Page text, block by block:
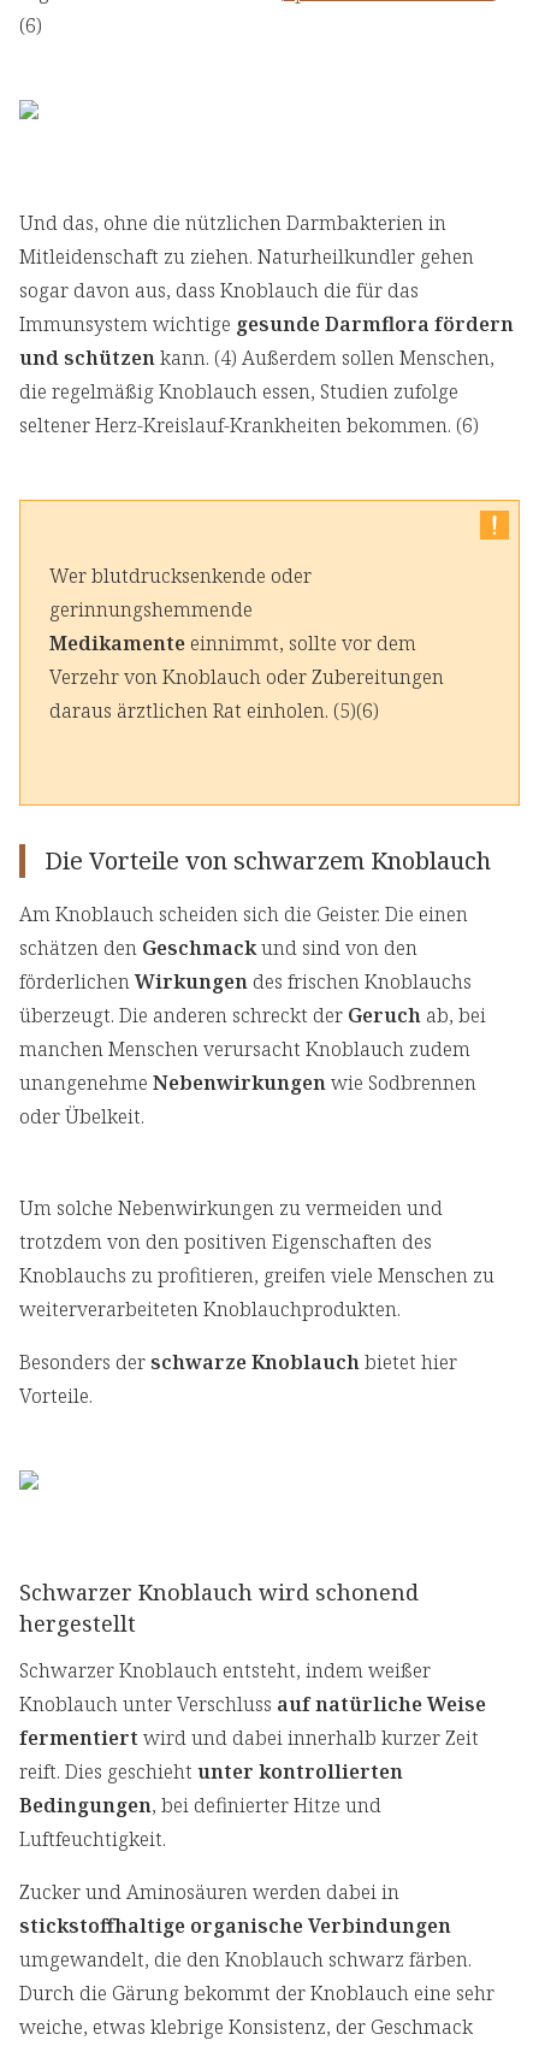
(6)
Und das, ohne die nützlichen Darmbakterien in
Mitleidenschaft zu ziehen. Naturheilkundler gehen
sogar davon aus, dass Knoblauch die für das
Immunsystem wichtige gesunde Darmflora fördern
und schützenkann. (4) Außerdem sollen Menschen,
die regelmäßig Knoblauch essen, Studien zufolge
seltener Herz-Kreislauf-Krankheiten bekommen. (6)
Wer blutdrucksenkende oder
gerinnungshemmende
Medikamente einnimmt, sollte vor dem
Verzehr von Knoblauch oder Zubereitungen
daraus ärztlichen Rat einholen. (5)(6)
Die Vorteile von schwarzem Knoblauch
Am Knoblauch scheiden sich die Geister. Die einen
schätzen den Geschmackund sind von den
förderlichenWirkungen des frischen Knoblauchs
überzeugt. Die anderen schreckt der Geruch ab, bei
manchen Menschen verursacht Knoblauch zudem
unangenehme Nebenwirkungenwie Sodbrennen
oder Übelkeit.
Um solche Nebenwirkungen zu vermeiden und
trotzdem von den positiven Eigenschaften des
Knoblauchs zu profitieren, greifen viele Menschen zu
weiterverarbeiteten Knoblauchprodukten.
Besonders derschwarze Knoblauchbietet hier
Vorteile.
Schwarzer Knoblauch wird schonend
hergestellt
Schwarzer Knoblauch entsteht, indem weißer
Knoblauch unter Verschluss auf natürliche Weise
fermentiert wird und dabei innerhalb kurzer Zeit
reift. Dies geschieht unter kontrollierten
Bedingungen, bei definierter Hitze und
Luftfeuchtigkeit.
Zucker und Aminosäuren werden dabei in
stickstoffhaltige organische Verbindungen
umgewandelt, die den Knoblauch schwarz färben.
Durch die Gärung bekommt der Knoblauch eine sehr
weiche, etwas klebrige Konsistenz, der Geschmack